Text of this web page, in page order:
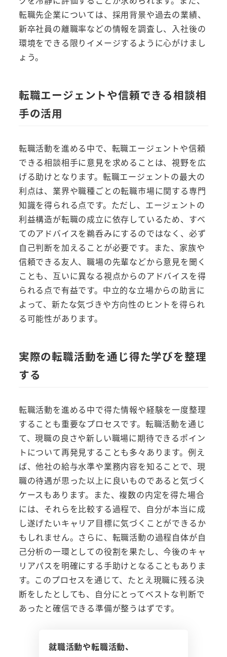
転職先企業については、採用背景や過去の業績、
新卒社員の離職率などの情報を調査し、入社後の
環境をできる限りイメージするように心がけまし
ょう。
転職エージェントや信頼できる相談相
手の活用
転職活動を進める中で、転職エージェントや信頼
できる相談相手に意見を求めることは、視野を広
げる助けとなります。転職エージェントの最大の
利点は、業界や職種ごとの転職市場に関する専門
知識を得られる点です。ただし、エージェントの
利益構造が転職の成立に依存しているため、すべ
てのアドバイスを鵜呑みにするのではなく、必ず
自己判断を加えることが必要です。また、家族や
信頼できる友人、職場の先輩などから意見を聞く
ことも、互いに異なる視点からのアドバイスを得
られる点で有益です。中立的な立場からの助言に
よって、新たな気づきや方向性のヒントを得られ
る可能性があります。
実際の転職活動を通じ得た学びを整理
する
転職活動を進める中で得た情報や経験を一度整理
することも重要なプロセスです。転職活動を通じ
て、現職の良さや新しい職場に期待できるポイン
トについて再発見することも多々あります。例え
ば、他社の給与水準や業務内容を知ることで、現
職の待遇が思った以上に良いものであると気づく
ケースもあります。また、複数の内定を得た場合
には、それらを比較する過程で、自分が本当に成
し遂げたいキャリア目標に気づくことができるか
もしれません。さらに、転職活動の過程自体が自
己分析の一環としての役割を果たし、今後のキャ
リアパスを明確にする手助けとなることもありま
す。このプロセスを通じて、たとえ現職に残る決
断をしたとしても、自分にとってベストな判断で
あったと確信できる準備が整うはずです。
就職活動や転職活動、